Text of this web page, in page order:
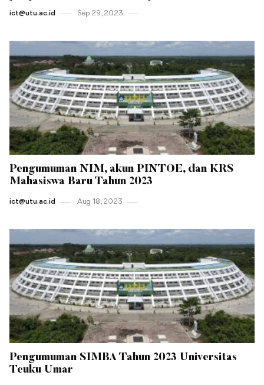
ict@utu.ac.id Sep 29 , 2023
Pengumuman NIM, akun PINTOE, dan KRS
Mahasiswa Baru Tahun 2023
ict@utu.ac.id Aug 18 , 2023
Pengumuman SIMBA Tahun 2023 Universitas
Teuku Umar